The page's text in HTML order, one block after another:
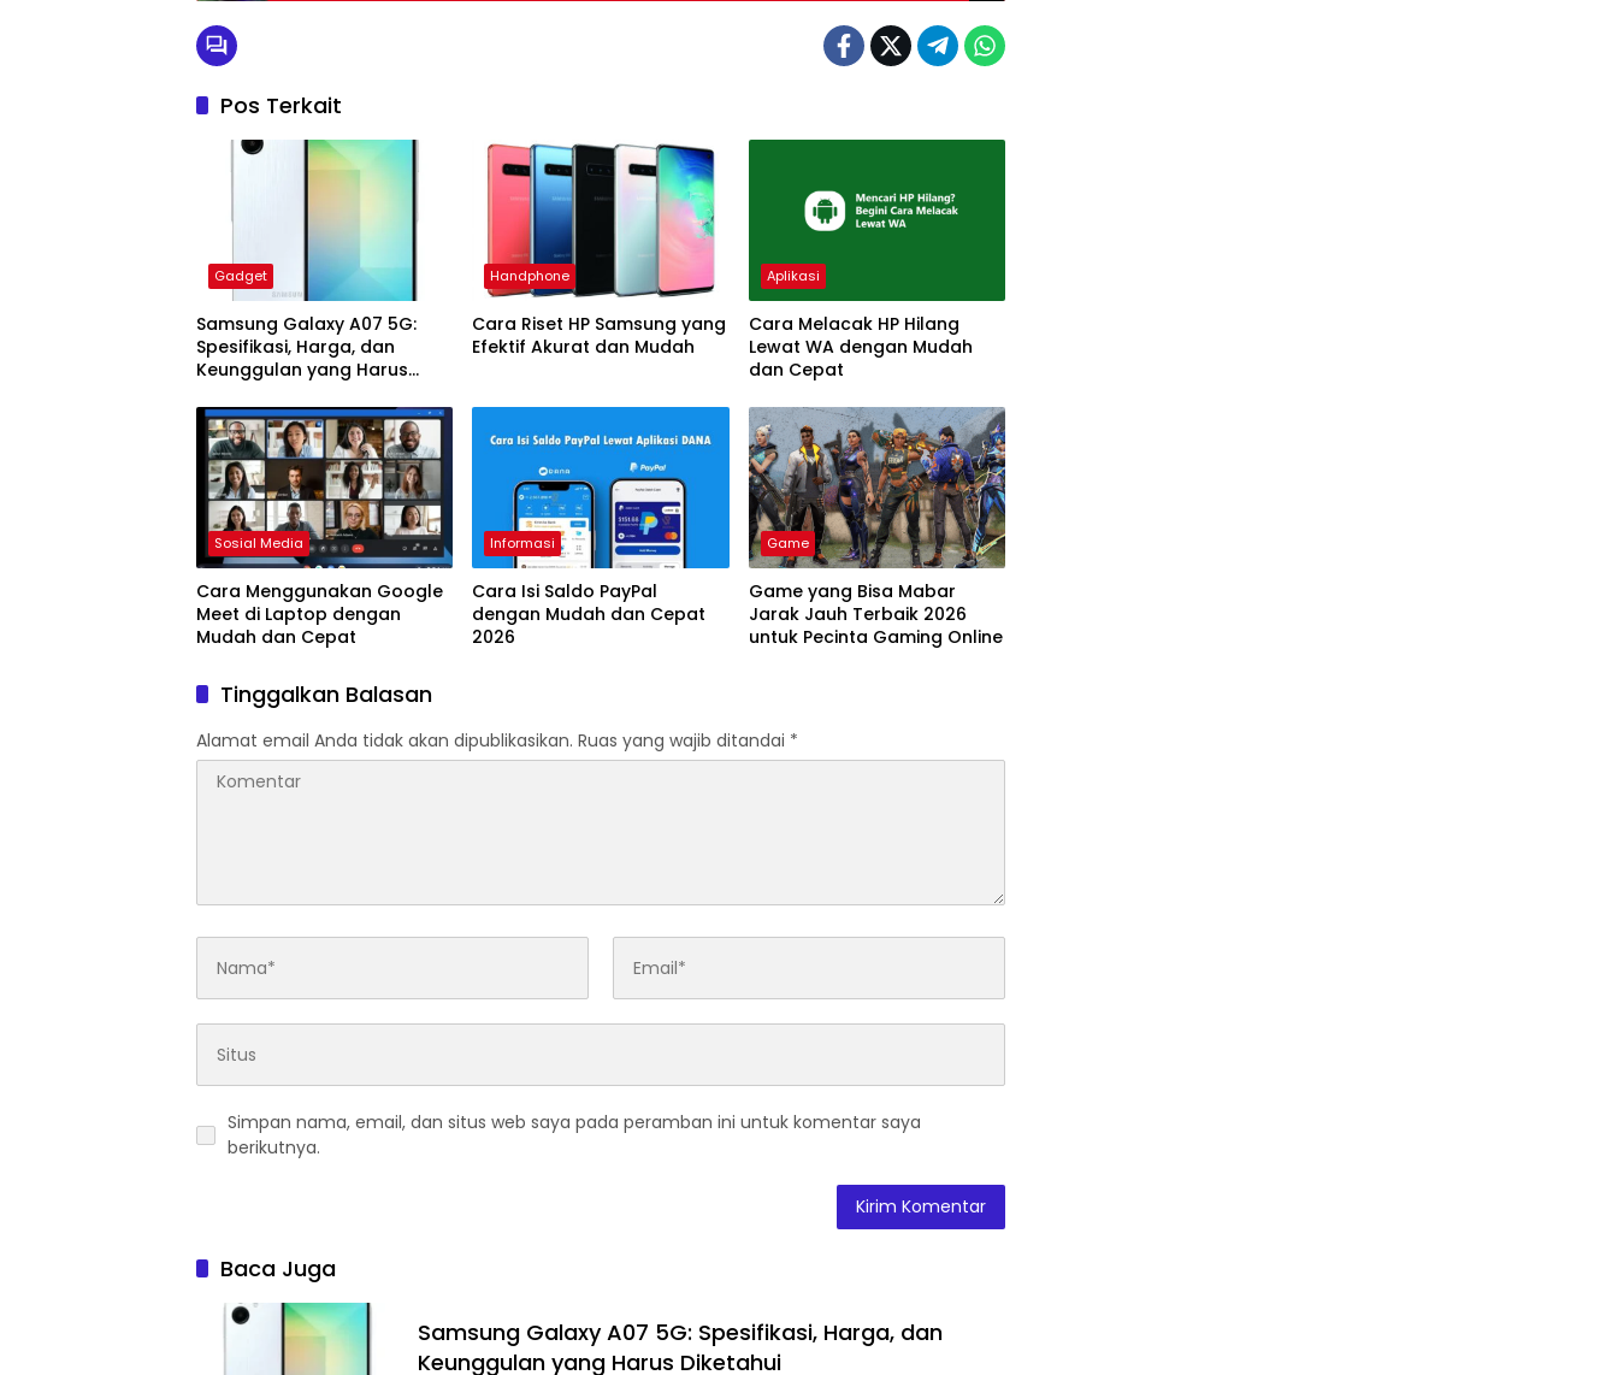
Pos Terkait
Gadget
Samsung Galaxy A07 5G:
Spesifikasi, Harga, dan
Keunggulan yang Harus
Handphone
Cara Riset HP Samsung yang
Efektif Akurat dan Mudah
Aplikasi
Cara Melacak HP Hilang
Lewat WA dengan Mudah
dan Cepat
Sosial Media
Cara Menggunakan Google
Meet di Laptop dengan
Mudah dan Cepat
Informasi
Cara Isi Saldo PayPal
dengan Mudah dan Cepat
2026
Game
Game yang Bisa Mabar
Jarak Jauh Terbaik 2026
untuk Pecinta Gaming Online
Tinggalkan Balasan
Alamat email Anda tidak akan dipublikasikan. Ruas yang wajib ditandai *
Simpan nama, email, dan situs web saya pada peramban ini untuk komentar saya
berikutnya.
Baca Juga
Samsung Galaxy A07 5G: Spesifikasi, Harga, dan
Keunggulan yang Harus Diketahui